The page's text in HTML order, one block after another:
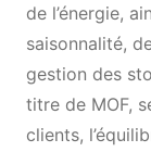
de l’énergie,
saisonnalité,
gestion des
titre de MOF,
clients,